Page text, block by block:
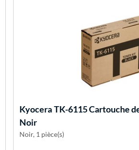
KyoceraTK-6115 Cartouche
Noir
Noir, 1 pièce(s)